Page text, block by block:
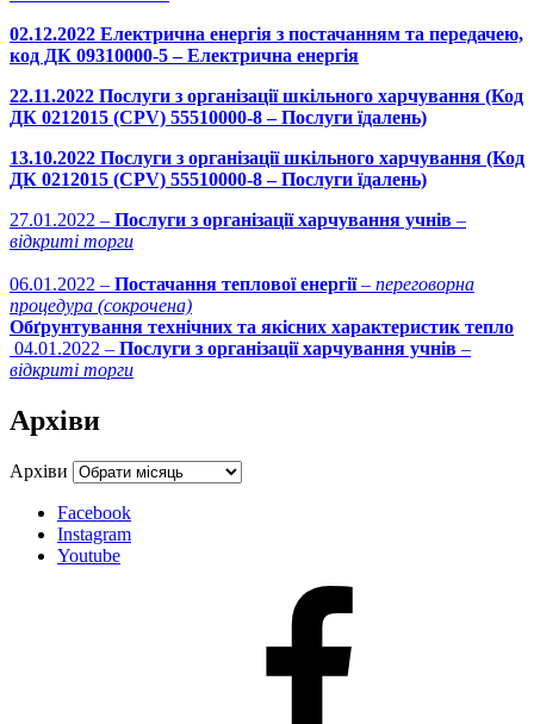
02.12.2022 Електрична енергія з постачанням та передачею,
код ДК 09310000-5 – Електрична енергія
22.11.2022 Послуги з організації шкільного харчування (Код
ДК 0212015 (CPV) 55510000-8 – Послуги їдалень)
13.10.2022 Послуги з організації шкільного харчування (Код
ДК 0212015 (CPV) 55510000-8 – Послуги їдалень)
27.01.2022 – Послуги з організації харчування учнів –
відкриті торги
06.01.2022 – Постачання теплової енергії– переговорна
процедура (сокрочена)
Обґрунтування технічних та якісних характеристик тепло
04.01.2022 – Послуги з організації харчування учнів –
відкриті торги
Архіви
Архіви
Facebook
Instagram
Youtube